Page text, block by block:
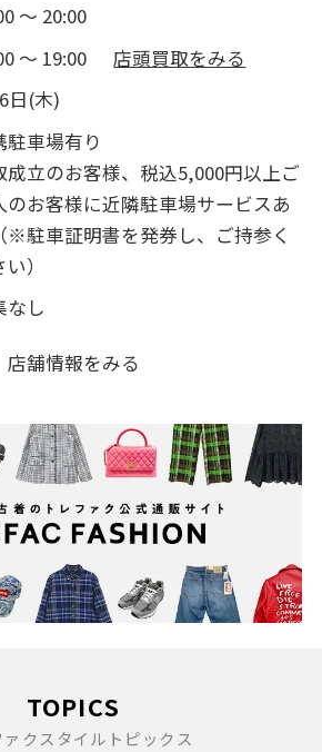
～ 20:00
～ 19:00
店頭買取をみる
日(木)
駐車場有り
成立のお客様、税込5,000円以上ご
のお客様に近隣駐車場サービスあ
※駐車証明書を発券し、ご持参く
）
なし
店舗情報をみる
TOPICS
ァクスタイルトピックス